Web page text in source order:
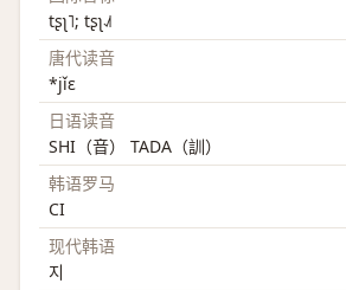
tʂʅ˥; tʂʅ˨˩˦
唐代读音
*jǐɛ
日语读音
SHI（音） TADA（訓）
韩语罗马
CI
现代韩语
지